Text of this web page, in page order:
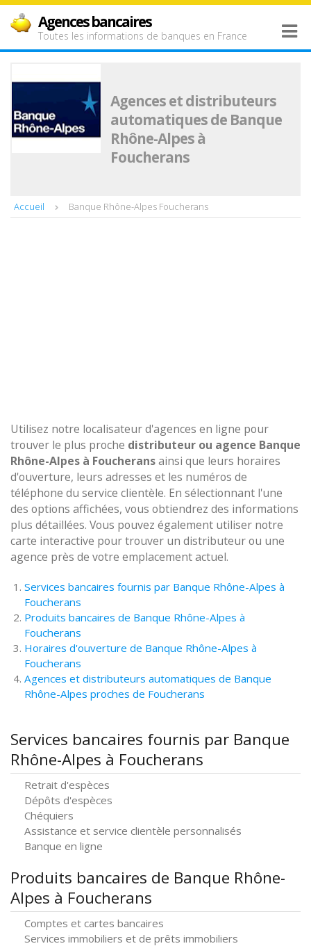
Agences bancaires
Toutes les informations de banques en France
Agences et distributeurs
automatiques de Banque
Rhône-Alpes à
Foucherans
Accueil Banque Rhône-Alpes Foucherans
Utilisez notre localisateur d'agences en ligne pour
trouver le plus proche distributeur ou agence Banque
Rhône-Alpes à Foucheransainsi que leurs horaires
d'ouverture, leurs adresses et les numéros de
téléphone du service clientèle. En sélectionnant l'une
des options affichées, vous obtiendrez des informations
plus détaillées. Vous pouvez également utiliser notre
carte interactive pour trouver un distributeur ou une
agence près de votre emplacement actuel.
Services bancaires fournis par Banque Rhône-Alpes à
Foucherans
Produits bancaires de Banque Rhône-Alpes à
Foucherans
Horaires d'ouverture de Banque Rhône-Alpes à
Foucherans
Agences et distributeurs automatiques de Banque
Rhône-Alpes proches de Foucherans
Services bancaires fournis par Banque
Rhône-Alpes à Foucherans
Retrait d'espèces
Dépôts d'espèces
Chéquiers
Assistance et service clientèle personnalisés
Banque en ligne
Produits bancaires de Banque Rhône-
Alpes à Foucherans
Comptes et cartes bancaires
Services immobiliers et de prêts immobiliers